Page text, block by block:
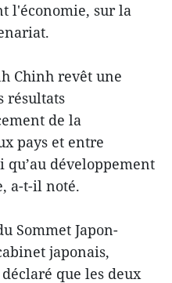
l'économie, sur la
Chinh revêt une
résultats
de la
pays et entre
qu’au développement
a-t-il noté.
Sommet Japon-
japonais,
que les deux